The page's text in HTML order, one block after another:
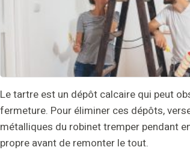
Le tartre est un dépôt calcaire qui peut
fermeture. Pour éliminer ces dépôts,
métalliques du robinet tremper pendant
propre avant de remonter le tout.